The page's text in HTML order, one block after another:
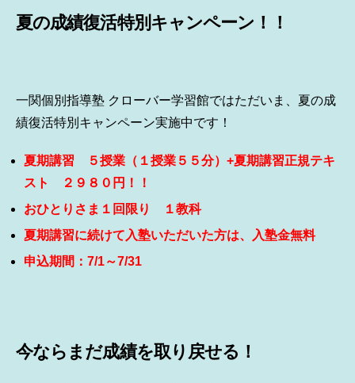
夏の成績復活特別キャンペーン！！
一関個別指導塾 クローバー学習館ではただいま、夏の成
績復活特別キャンペーン実施中です！
夏期講習 ５授業（１授業５５分）+夏期講習正規テキ
スト ２９８０円！！
おひとりさま１回限り １教科
夏期講習に続けて入塾いただいた方は、入塾金無料
申込期間：7/1～7/31
今ならまだ成績を取り戻せる！